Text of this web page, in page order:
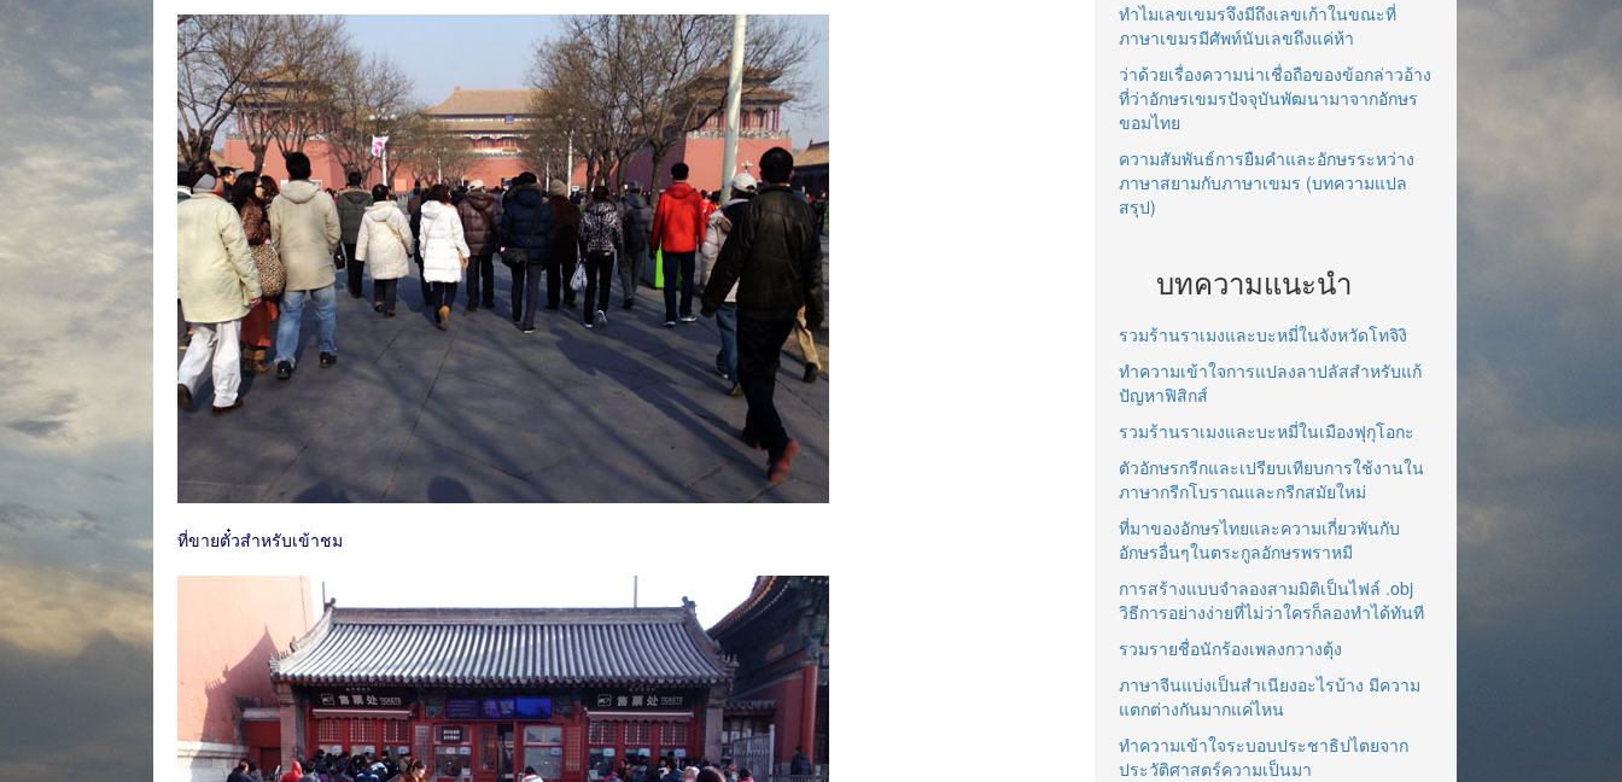
ที่ขายตั๋วสำหรับเข้าชม
ทำไมเลขเขมรจึงมีถึงเลขเก้าในขณะที่
ภาษาเขมรมีศัพท์นับเลขถึงแค่ห้า
ว่าด้วยเรื่องความน่าเชื่อถือของข้อกล่าวอ้าง
ที่ว่าอักษรเขมรปัจจุบันพัฒนามาจากอักษร
ขอมไทย
ความสัมพันธ์การยืมคำและอักษรระหว่าง
ภาษาสยามกับภาษาเขมร (บทความแปล
สรุป)
บทความแนะนำ
รวมร้านราเมงและบะหมี่ในจังหวัดโทจิงิ
ทำความเข้าใจการแปลงลาปลัสสำหรับแก้
ปัญหาฟิสิกส์
รวมร้านราเมงและบะหมี่ในเมืองฟุกุโอกะ
ตัวอักษรกรีกและเปรียบเทียบการใช้งานใน
ภาษากรีกโบราณและกรีกสมัยใหม่
ที่มาของอักษรไทยและความเกี่ยวพันกับ
อักษรอื่นๆในตระกูลอักษรพราหมี
การสร้างแบบจำลองสามมิติเป็นไฟล์ .obj
วิธีการอย่างง่ายที่ไม่ว่าใครก็ลองทำได้ทันที
รวมรายชื่อนักร้องเพลงกวางตุ้ง
ภาษาจีนแบ่งเป็นสำเนียงอะไรบ้าง มีความ
แตกต่างกันมากแค่ไหน
ทำความเข้าใจระบอบประชาธิปไตยจาก
ประวัติศาสตร์ความเป็นมา